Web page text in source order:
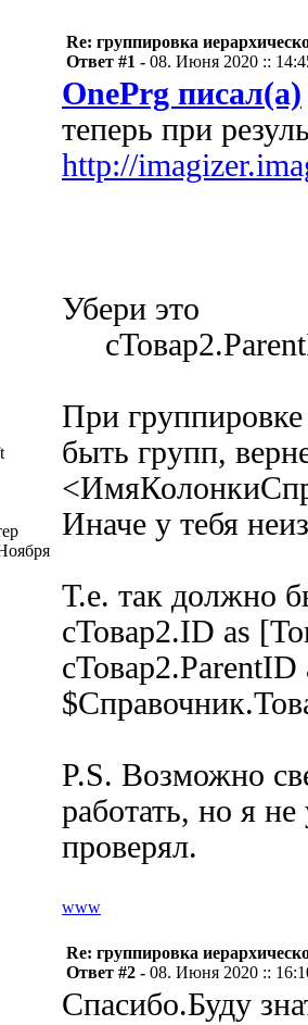
Re: группировка
Ответ #1 - 08. Июня 2020 ::
OnePrg писал(а)
теперь при
http://
Убери это
При
быть групп,
Иначе у тебя
Т.е. так должно
сТовар2.ID as
сТовар2.ParentID
P.S. Возможно
работать, но я
проверял.
www
Re: группировка
Ответ #2 - 08. Июня 2020 ::
Спасибо.Буду